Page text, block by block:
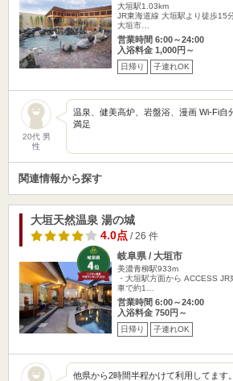
大垣駅1.03km
JR東海道線 大垣駅より徒歩15
大垣市…
営業時間 6:00～24:00
入浴料金 1,000円～
日帰り 子連れOK
20代 男
性
温泉、健美高炉、岩盤浴、漫画 Wi-Fi自
満足
関連情報から探す
大垣天然温泉 湯の城
4.0点/ 26 件
岐阜県 / 大垣市
美濃青柳駅933m
・大垣駅方面から ACCESS
車で約1…
営業時間 6:00～24:00
入浴料金 750円～
日帰り 子連れOK
他県から2時間半程かけて利用してます